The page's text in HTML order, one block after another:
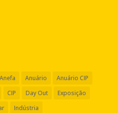
Anefa Anuário
Anuário CIP
CIP Day Out
Exposição
Indústria